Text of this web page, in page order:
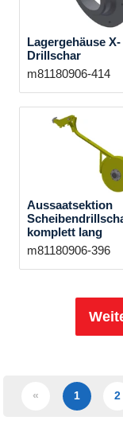
Lagergehäuse X-
Drillschar
m81180906-414
Aussaatsektion
komplett lang
m81180906-396
« 1 2